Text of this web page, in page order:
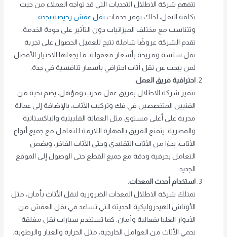
تتفهم شركة الاطلال التحديات التي قد تواجه العملاء من حيث
تكلفة النقل، لذلك توفر خدماتنقل عفش رخيصة بجدة
وتتناسب مع مختلف الميزانيات دون التأثير على جودة الخدمة.
تقدم الشركة عروضًا شاملة تتيح للعميل الحصول على تجربة
نقل سلسة ومريحة بأسعار معقولة، ما يجعلها الاختيار الأفضل
لمن يبحث عن نقل أثاث احترافي بأسعار تنافسية في جدة.
احترافية فريق العمل:
تتميز شركة الاطلال بفريق عمل مدرب ومؤهل، يضم نخبة من
الفنيين المتخصصين في فك وتركيب الأثاث، بالإضافة إلى عمالة
مدربة على أعلى مستوى مثل العمالة الفلبينية والباكستانية
والمصرية. يتمتع الفريق بالمهارة اللازمة للتعامل مع جميع أنواع
الأثاث، بدءًا من الأثاث التقليدي وحتى الأثاث الفاخر، ويضمن
التعامل بحرفية ودقة مع جميع القطع حتى الوصول إلى الموقع
الجديد.
استخدام أحدث المعدات:
تمتلك شركة الاطلال المعدات الضرورية لنقل الأثاث بأمان، مثل
الأوناش الهيدروليكية الحديثة التي تساعد في نقل العفش من
الأدوار العليا بفعالية وأمان. كما تستخدم سيارات نقل مغلقة
تحمي الأثاث من العوامل الخارجية، مثل الحرارة والغبار والرطوبة.